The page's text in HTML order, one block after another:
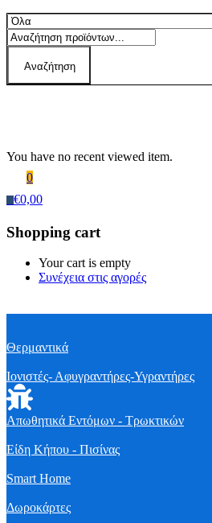
Αναζήτηση
You have no recent viewed item.
0
€0,00
Shopping cart
Your cart is empty
Συνέχεια στις αγορές
Θερμαντικά
Ιονιστές- Αφυγραντήρες-Υγραντήρες
Απωθητικά Εντόμων - Τρωκτικών
Είδη Κήπου - Πισίνας
Smart Home
Δωροκάρτες